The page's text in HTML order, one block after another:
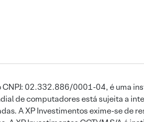
CNPJ: 02.332.886/0001-04, é uma
de computadores está sujeita a
A XP Investimentos exime-se de